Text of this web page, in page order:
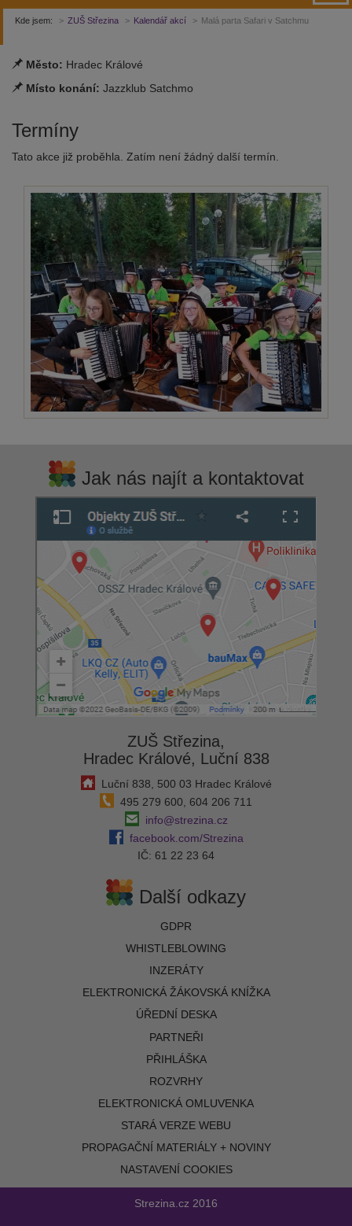
Kde jsem: ZUŠ Střezina Kalendář akcí Malá parta Safari v Satchmu
Město: Hradec Králové
Místo konání: Jazzklub Satchmo
Termíny
Tato akce již proběhla. Zatím není žádný další termín.
Jak nás najít a kontaktovat
ZUŠ Střezina,
Hradec Králové, Luční 838
Luční 838, 500 03 Hradec Králové
495 279 600, 604 206 711
info@strezina.cz
facebook.com/Strezina
IČ: 61 22 23 64
Další odkazy
GDPR
WHISTLEBLOWING
INZERÁTY
ELEKTRONICKÁ ŽÁKOVSKÁ KNÍŽKA
ÚŘEDNÍ DESKA
PARTNEŘI
PŘIHLÁŠKA
ROZVRHY
ELEKTRONICKÁ OMLUVENKA
STARÁ VERZE WEBU
PROPAGAČNÍ MATERIÁLY + NOVINY
NASTAVENÍ COOKIES
Strezina.cz 2016